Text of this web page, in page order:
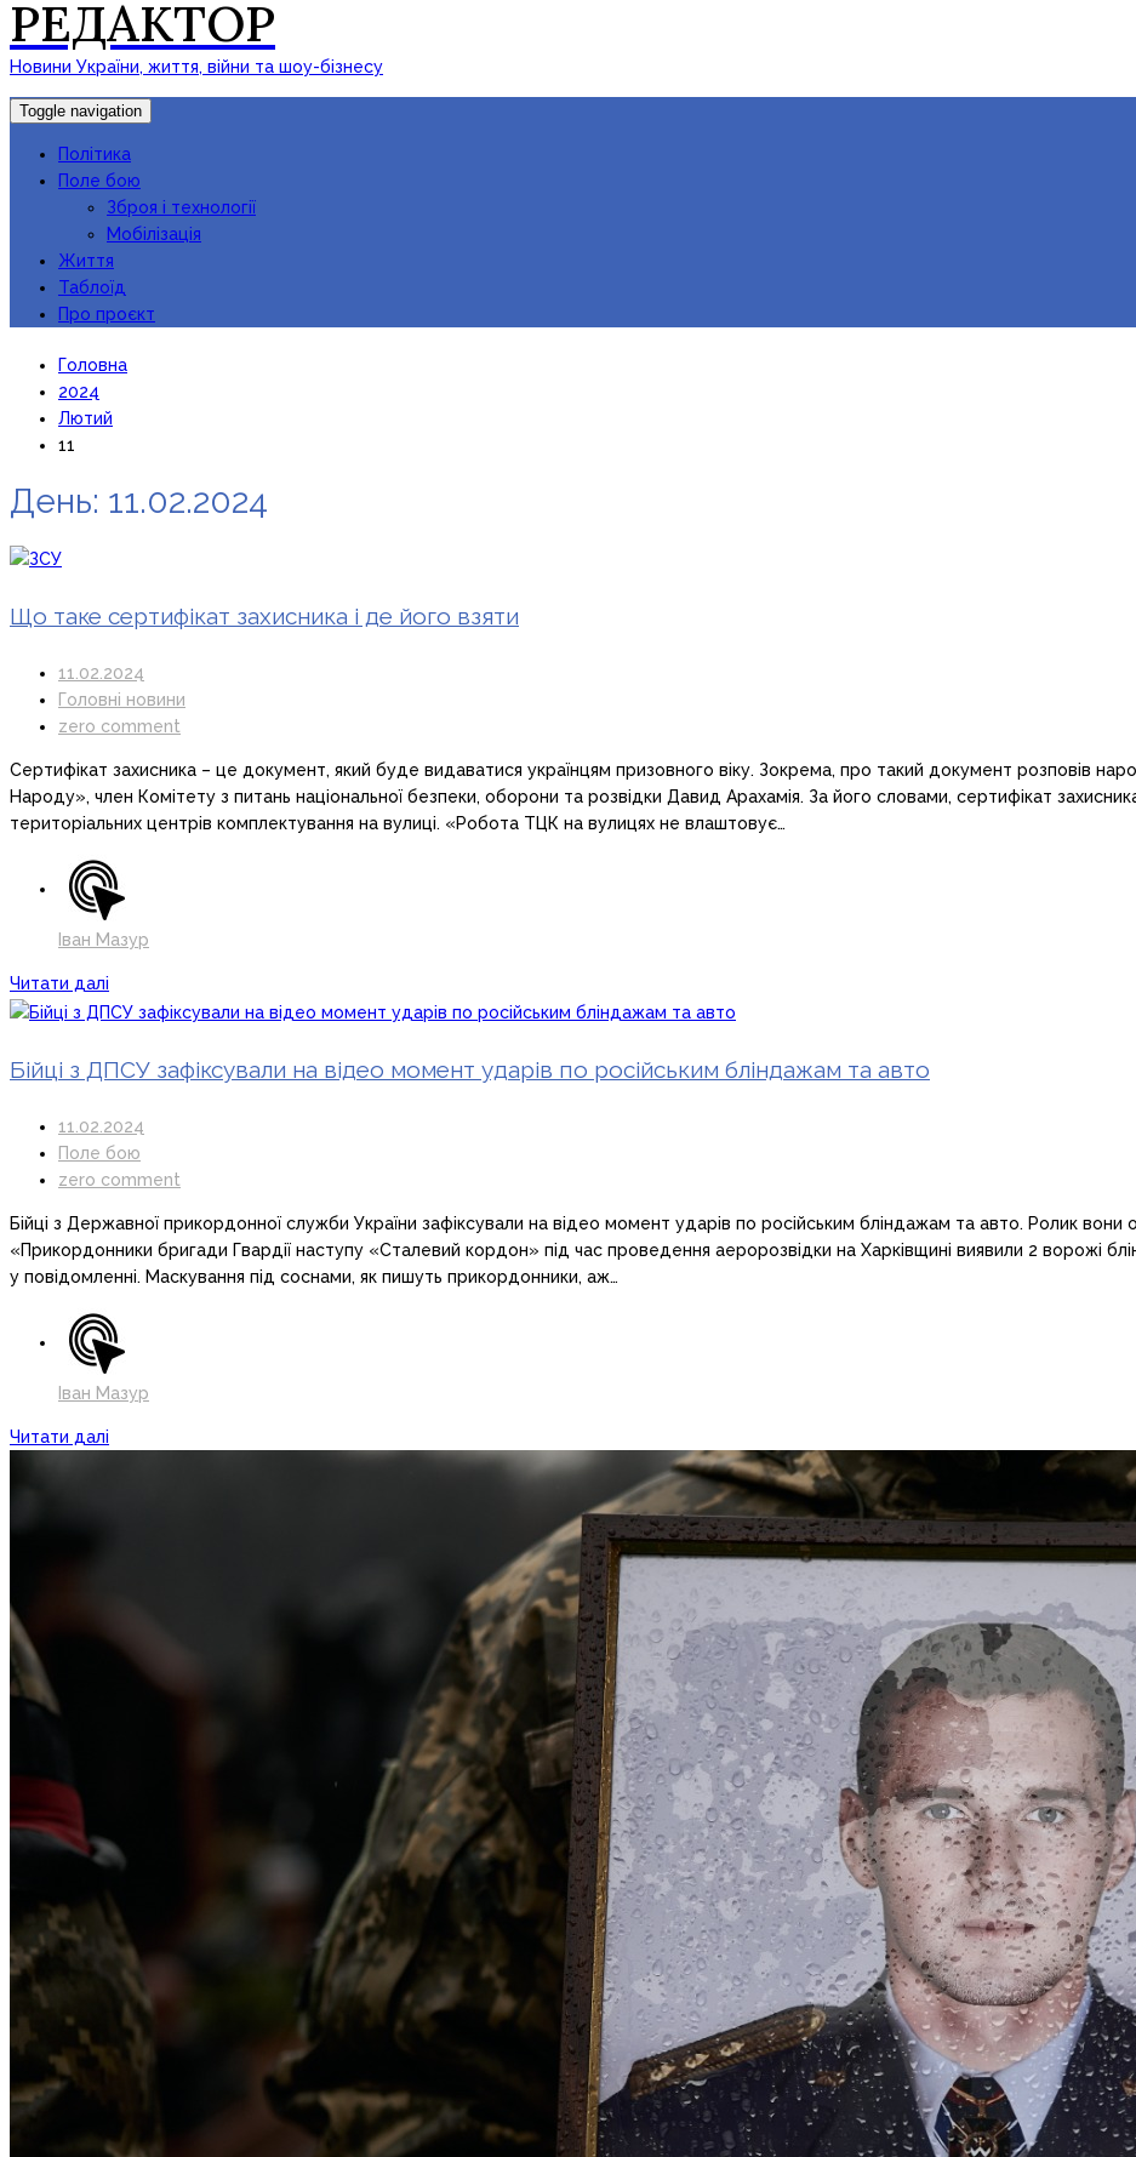
РЕДАКТОР
Новини України, життя, війни та шоу-бізнесу
Toggle navigation
Політика
Поле бою
Зброя і технології
Мобілізація
Життя
Таблоїд
Про проєкт
Головна
2024
Лютий
11
День: 11.02.2024
Що таке сертифікат захисника і де його взяти
11.02.2024
Головні новини
zero comment
Сертифікат захисника – це документ, який буде видаватися українцям призовного віку. Зокрема, про такий документ розповів
Народу», член Комітету з питань національної безпеки, оборони та розвідки Давид Арахамія. За його словами, сертифікат
територіальних центрів комплектування на вулиці. «Робота ТЦК на вулицях не влаштовує…
Іван Мазур
Читати далі
Бійці з ДПСУ зафіксували на відео момент ударів по російським бліндажам та авто
11.02.2024
Поле бою
zero comment
Бійці з Державної прикордонної служби України зафіксували на відео момент ударів по російським бліндажам та авто. Ролик вони
«Прикордонники бригади Гвардії наступу «Сталевий кордон» під час проведення аеророзвідки на Харківщині виявили 2 ворожі
у повідомленні. Маскування під соснами, як пишуть прикордонники, аж…
Іван Мазур
Читати далі